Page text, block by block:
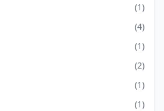
(1)
(4)
(1)
(2)
(1)
(1)